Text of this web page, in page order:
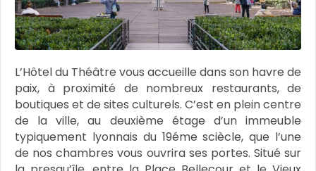
L’Hôtel du Théâtre vous accueille dans son havre de
paix, à proximité de nombreux restaurants, de
boutiques et de sites culturels. C’est en plein centre
de la ville, au deuxième étage d’un immeuble
typiquement lyonnais du 19éme sciècle, que l’une
de nos chambres vous ouvrira ses portes. Situé sur